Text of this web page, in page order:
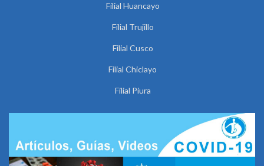
Filial Huancayo
Filial Trujillo
Filial Cusco
Filial Chiclayo
Filial Piura